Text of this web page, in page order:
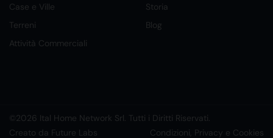
Case e Ville
Terreni
Attività Commerciali
Storia
Blog
©2026 Ital Home Network Srl. Tutti i Diritti Riservati.
Creato da Future Labs
Condizioni, Privacy e Cookies